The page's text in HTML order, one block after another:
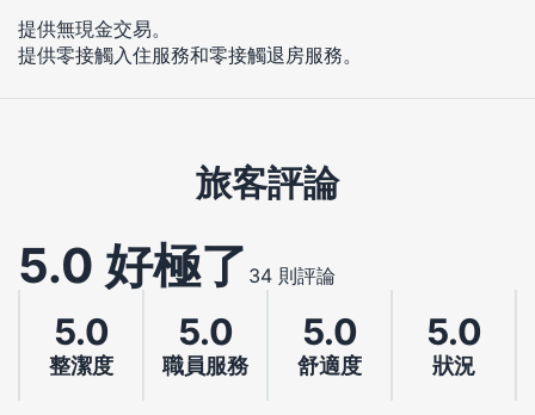
提供無現金交易。
提供零接觸入住服務和零接觸退房服務。
旅客評論
5.0 好極了 34 則評論
5.0
整潔度
5.0
職員服務
5.0
舒適度
5.0
狀況